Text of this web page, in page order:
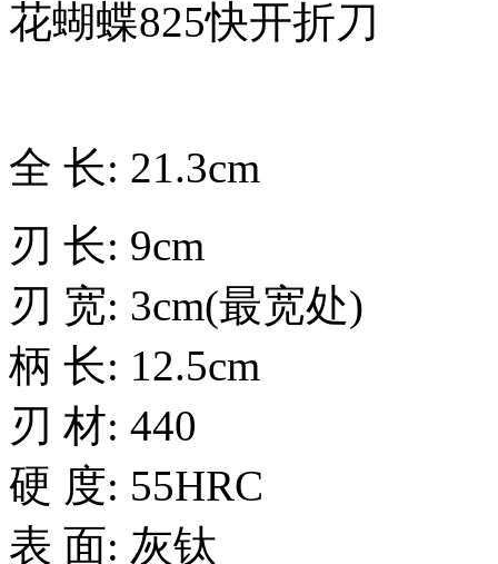
花蝴蝶825快开折刀
全 长: 21.3cm
刃 长: 9cm
刃 宽: 3cm(最宽处)
柄 长: 12.5cm
刃 材: 440
硬 度: 55HRC
表 面: 灰钛